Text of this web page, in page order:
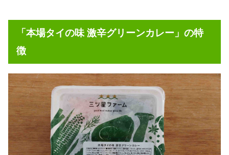
「本場タイの味 激辛グリーンカレー」の特
徴